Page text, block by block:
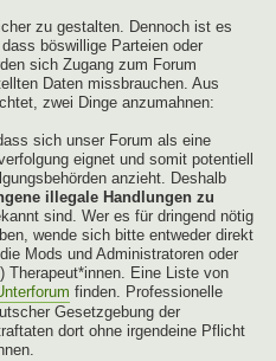
zu gestalten. Dennoch ist es
böswillige Parteien oder
sich Zugang zum Forum
Daten missbrauchen. Aus
zwei Dinge anzumahnen:
sich unser Forum als eine
eignet und somit potentiell
anzieht. Deshalb
illegale Handlungen zu
sind. Wer es für dringend nötig
wende sich bitte entweder direkt
Mods und Administratoren oder
Therapeut*innen. Eine Liste von
finden. Professionelle
Gesetzgebung der
dort ohne irgendeine Pflicht